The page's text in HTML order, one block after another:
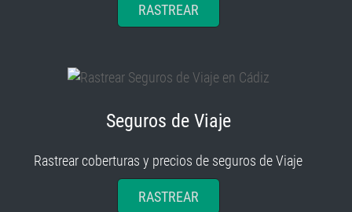
RASTREAR
Seguros de Viaje
Rastrear coberturas y precios de seguros de Viaje
RASTREAR